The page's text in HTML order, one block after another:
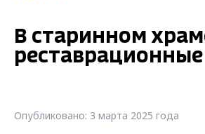
В старинном
реставрационные
Опубликовано: 3 марта 2025 года